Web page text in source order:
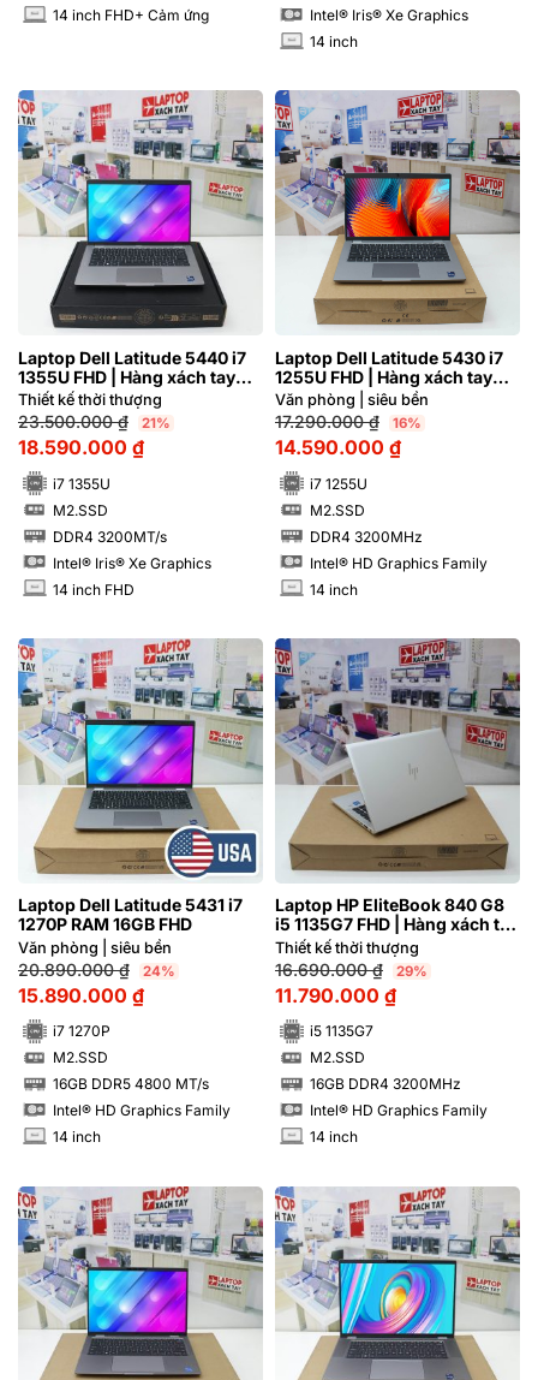
INCH 14 inch FHD+ Cảm ứng
Intel® Iris® Xe Graphics
INCH 14 inch
Laptop Dell Latitude 5440 i7
1355U FHD | Hàng xách tay
99%
Thiết kế thời thượng
23.500.000₫ 21%
18.590.000 ₫
i7 1355U
SSD M2.SSD
DDR4 3200MT/s
Intel® Iris® Xe Graphics
INCH 14 inch FHD
Laptop Dell Latitude 5430 i7
1255U FHD | Hàng xách tay
99%
Văn phòng | siêu bền
17.290.000₫ 16%
14.590.000 ₫
i7 1255U
SSD M2.SSD
DDR4 3200MHz
Intel® HD Graphics Family
INCH 14 inch
Laptop Dell Latitude 5431 i7
1270P RAM 16GB FHD
Văn phòng | siêu bền
20.890.000₫ 24%
15.890.000 ₫
i7 1270P
SSD M2.SSD
RAM
16GB DDR5 4800 MT/s
Intel® HD Graphics Family
INCH 14 inch
Laptop HP EliteBook 840 G8
i5 1135G7 FHD | Hàng xách tay
99%
Thiết kế thời thượng
16.690.000₫ 29%
11.790.000 ₫
i5 1135G7
SSD M2.SSD
RAM
16GB DDR4 3200MHz
Intel® HD Graphics Family
INCH 14 inch